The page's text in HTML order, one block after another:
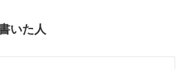
いた人